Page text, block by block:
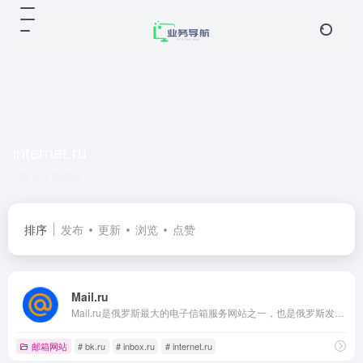
排序 发布 更新 浏览 点赞
Mail.ru
邮箱网站 # bk.ru # inbox.ru # internet.ru